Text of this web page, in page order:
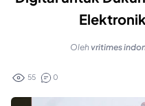
Oleh vritimes
55 0